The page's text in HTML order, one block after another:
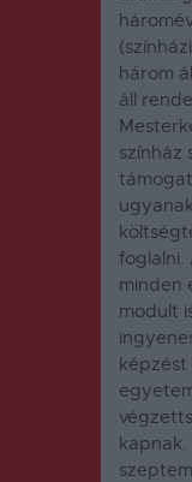
három
áll
színház
foglalni.
minden
modult
képzést